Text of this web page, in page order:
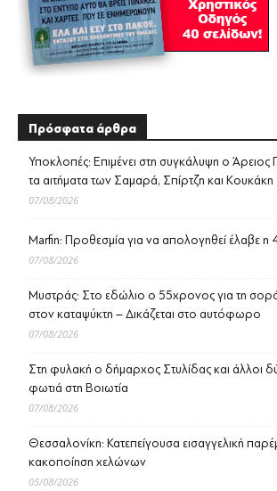
Πρόσφατα άρθρα
Υποκλοπές: Επιμένει στη συγκάλυψη ο Άρειος
τα αιτήματα των Σαμαρά, Σπίρτζη και Κουκάκη
07/08/2026
Marfin: Προθεσμία για να απολογηθεί έλαβε η
07/08/2026
Μυστράς: Στο εδώλιο ο 55χρονος για τη
στον καταψύκτη – Δικάζεται στο αυτόφωρο
07/08/2026
Στη φυλακή ο δήμαρχος Στυλίδας και άλλοι
φωτιά στη Βοιωτία
07/08/2026
Θεσσαλονίκη: Κατεπείγουσα εισαγγελική
κακοποίηση χελώνων
05/08/2026